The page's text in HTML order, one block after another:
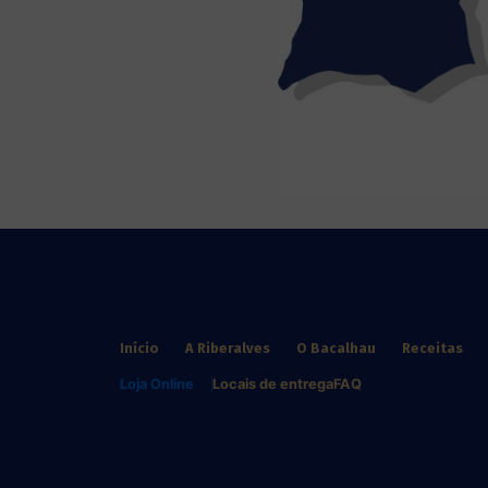
Início A Riberalves O Bacalhau Receitas
Loja Online Locais de entregaFAQ